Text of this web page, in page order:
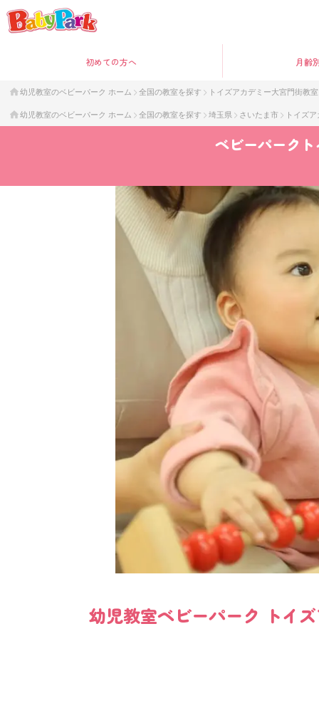
初めての方へ 月齢
幼児教室のベビーパーク ホーム 全国の教室を探す トイズアカデミー大宮門街教
幼児教室のベビーパーク ホーム 全国の教室を探す 埼玉県 さいたま市 トイズ
ベビーパーク
幼児教室ベビーパーク トイ